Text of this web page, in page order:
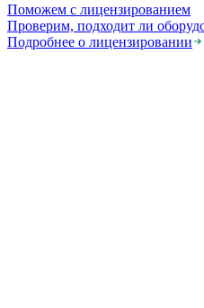
Поможем с лицензированием
Проверим, подходит ли
Подробнее о лицензировании